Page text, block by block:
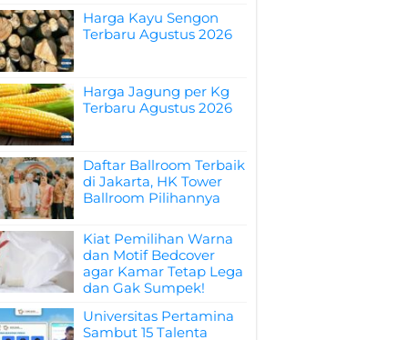
Harga Kayu Sengon
Terbaru Agustus 2026
Harga Jagung per Kg
Terbaru Agustus 2026
Daftar Ballroom Terbaik
di Jakarta, HK Tower
Ballroom Pilihannya
Kiat Pemilihan Warna
dan Motif Bedcover
agar Kamar Tetap Lega
dan Gak Sumpek!
Universitas Pertamina
Sambut 15 Talenta